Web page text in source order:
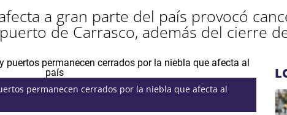
a gran parte del país provocó
de Carrasco, además del cierre
permanecen cerrados por la niebla que afecta al